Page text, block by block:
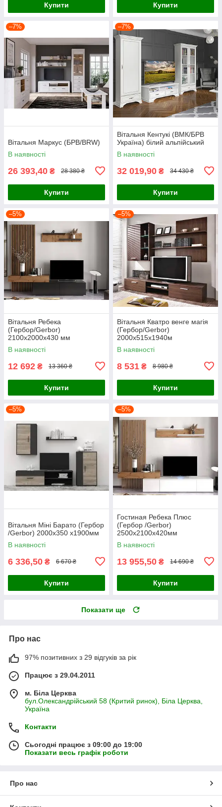
Купити Купити
–7%
Вітальня Маркус (БРВ/BRW)
В наявності
26 393,40 ₴ 28 380 ₴
Купити
–7%
Вітальня Кентукі (ВМК/БРВ
Україна) білий альпійський
В наявності
32 019,90 ₴ 34 430 ₴
Купити
–5%
Вітальня Ребека
(Гербор/Gerbor)
2100х2000х430 мм
В наявності
12 692 ₴ 13 360 ₴
Купити
–5%
Вітальня Кватро венге магія
(Гербор/Gerbor)
2000х515х1940м
В наявності
8 531 ₴ 8 980 ₴
Купити
–5%
Вітальня Міні Барато (Гербор
/Gerbor) 2000х350 х1900мм
В наявності
6 336,50 ₴ 6 670 ₴
Купити
–5%
Гостиная Ребека Плюс
(Гербор /Gerbor)
2500х2100х420мм
В наявності
13 955,50 ₴ 14 690 ₴
Купити
Показати ще
Про нас
97% позитивних з 29 відгуків за рік
Працює з 29.04.2011
м. Біла Церква
бул.Олександрійський 58 (Критий ринок), Біла Церква,
Україна
Контакти
Сьогодні працює з 09:00 до 19:00
Показати весь графік роботи
Про нас